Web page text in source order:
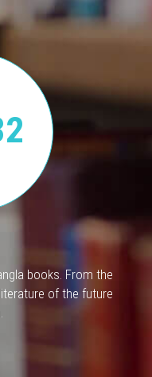
books. From the
of the future